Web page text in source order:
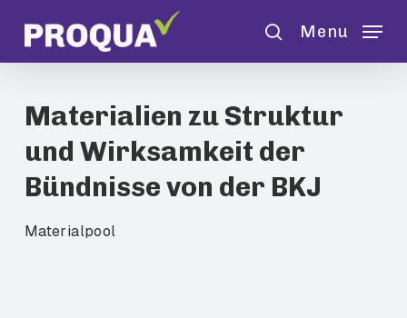
main
searchMenu
Materialien zu Struktur
und Wirksamkeit der
Bündnisse von der BKJ
Materialpool